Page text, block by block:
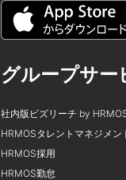
グループサー
社内版ビズリーチ by
HRMOSタレントマネジメン
HRMOS採用
HRMOS勤怠